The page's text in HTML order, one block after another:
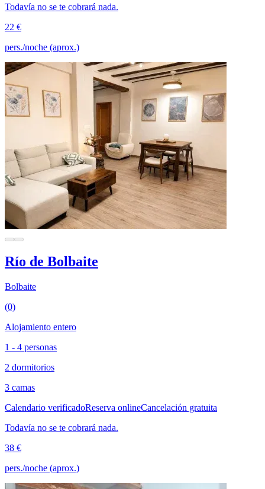
Todavía no se te cobrará nada.
22 €
pers./noche (aprox.)
Río de Bolbaite
Bolbaite
(0)
Alojamiento entero
1 - 4 personas
2 dormitorios
3 camas
Calendario verificadoReserva onlineCancelación gratuita
Todavía no se te cobrará nada.
38 €
pers./noche (aprox.)